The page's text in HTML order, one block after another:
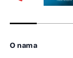
O nama